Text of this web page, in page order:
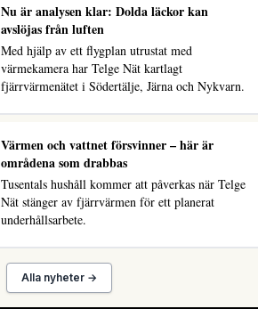
Nu är analysen klar: Dolda läckor kan
avslöjas från luften
Med hjälp av ett flygplan utrustat med
värmekamera har Telge Nät kartlagt
fjärrvärmenätet i Södertälje, Järna och Nykvarn.
Värmen och vattnet försvinner – här är
områdena som drabbas
Tusentals hushåll kommer att påverkas när Telge
Nät stänger av fjärrvärmen för ett planerat
underhållsarbete.
Alla nyheter →